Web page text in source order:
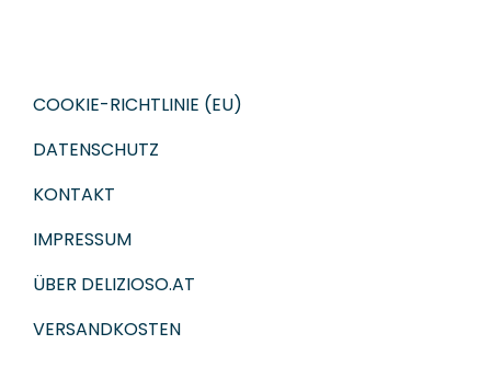
KONTAKT
IMPRESSUM
DATENSCHUTZ
ÜBER DELIZIOSO.AT
VERSANDKOSTEN
COOKIE-RICHTLINIE (EU)